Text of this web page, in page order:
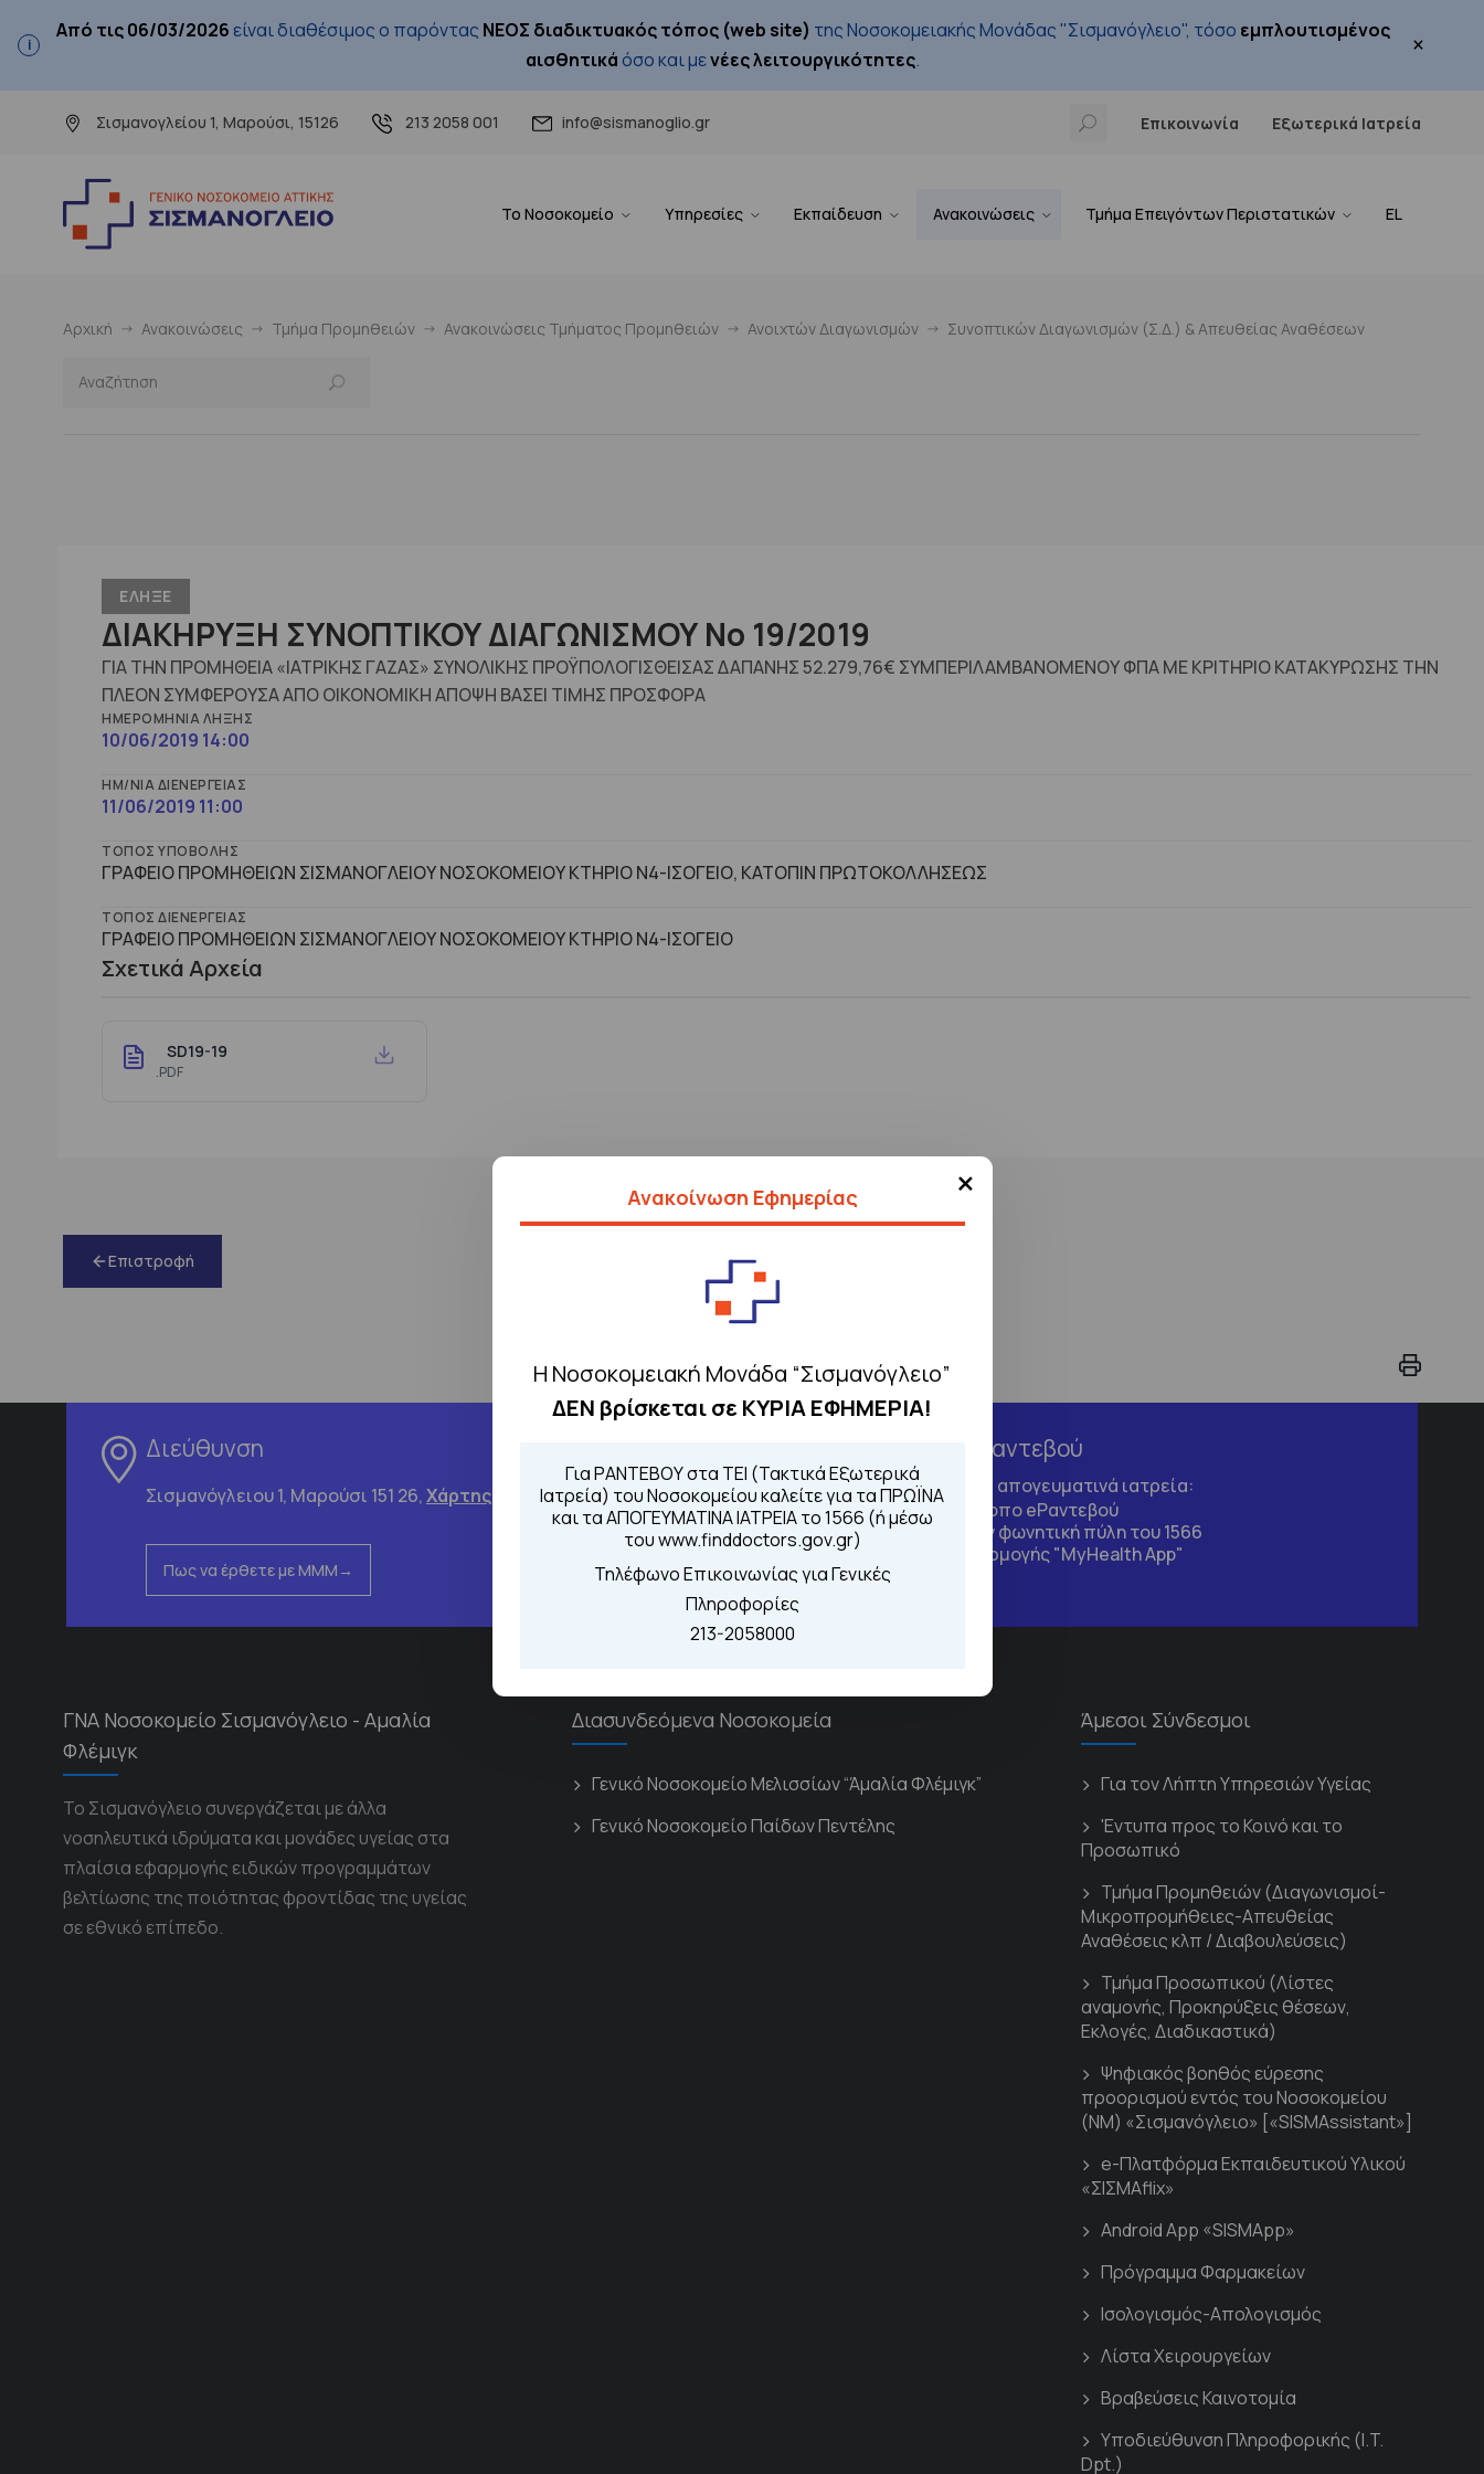
Από τις 06/03/2026 είναι διαθέσιμος ο παρόντας ΝΕΟΣ διαδικτυακός τόπος (web site) της Νοσοκομειακής Μονάδας "Σισμανόγλειο", τόσο εμπλουτισμένος
αισθητικάόσο και μενέες λειτουργικότητες. ×
Σισμανογλείου 1, Μαρούσι, 15126 213 2058 001 info@sismanoglio.gr Επικοινωνία Εξωτερικά Ιατρεία
Το Νοσοκομείο Υπηρεσίες Εκπαίδευση Ανακοινώσεις Τμήμα Επειγόντων Περιστατικών EL
×
Ανακοίνωση Εφημερίας
Η Νοσοκομειακή Μονάδα “Σισμανόγλειο”
ΔΕΝ βρίσκεται σε ΚΥΡΙΑ ΕΦΗΜΕΡΙΑ!
Για ΡΑΝΤΕΒΟΥ στα ΤΕΙ (Τακτικά Εξωτερικά
Ιατρεία) του Νοσοκομείου καλείτε για τα ΠΡΩΪΝΑ
και τα ΑΠΟΓΕΥΜΑΤΙΝΑ ΙΑΤΡΕΙΑ το 1566 (ή μέσω
του www.finddoctors.gov.gr)
Τηλέφωνο Επικοινωνίας για Γενικές
Πληροφορίες
213-2058000
Αρχική Ανακοινώσεις Τμήμα Προμηθειών Ανακοινώσεις Τμήματος Προμηθειών Ανοιχτών Διαγωνισμών Συνοπτικών Διαγωνισμών (Σ.Δ.) & Απευθείας Αναθέσεων
ΕΛΗΞΕ
ΔΙΑΚΗΡΥΞΗ ΣΥΝΟΠΤΙΚΟΥ ΔΙΑΓΩΝΙΣΜΟΥ No 19/2019
ΓΙΑ ΤΗΝ ΠΡΟΜΗΘΕΙΑ «ΙΑΤΡΙΚΗΣ ΓΑΖΑΣ» ΣΥΝΟΛΙΚΗΣ ΠΡΟΫΠΟΛΟΓΙΣΘΕΙΣΑΣ ΔΑΠΑΝΗΣ 52.279,76€ ΣΥΜΠΕΡΙΛΑΜΒΑΝΟΜΕΝΟΥ ΦΠΑ ΜΕ ΚΡΙΤΗΡΙΟ ΚΑΤΑΚΥΡΩΣΗΣ ΤΗΝ
ΠΛΕΟΝ ΣΥΜΦΕΡΟΥΣΑ ΑΠΟ ΟΙΚΟΝΟΜΙΚΗ ΑΠΟΨΗ ΒΑΣΕΙ ΤΙΜΗΣ ΠΡΟΣΦΟΡΑ
ΗΜΕΡΟΜΗΝΊΑ ΛΉΞΗΣ
10/06/2019 14:00
ΗΜ/ΝΊΑ ΔΙΕΝΈΡΓΕΙΑΣ
11/06/2019 11:00
ΤΌΠΟΣ ΥΠΟΒΟΛΉΣ
ΓΡΑΦΕΙΟ ΠΡΟΜΗΘΕΙΩΝ ΣΙΣΜΑΝΟΓΛΕΙΟΥ ΝΟΣΟΚΟΜΕΙΟΥ ΚΤΗΡΙΟ Ν4-ΙΣΟΓΕΙΟ, ΚΑΤΟΠΙΝ ΠΡΩΤΟΚΟΛΛΗΣΕΩΣ
ΤΌΠΟΣ ΔΙΕΝΈΡΓΕΙΑΣ
ΓΡΑΦΕΙΟ ΠΡΟΜΗΘΕΙΩΝ ΣΙΣΜΑΝΟΓΛΕΙΟΥ ΝΟΣΟΚΟΜΕΙΟΥ ΚΤHΡΙΟ Ν4-ΙΣΟΓΕΙΟ
Σχετικά Αρχεία
SD19-19
.PDF
Επιστροφή
Διεύθυνση
Σισμανόγλειου 1, Μαρούσι 151 26,Χάρτης Περιοχής
Πως να έρθετε με ΜΜΜ
Τηλέφωνα για Ραντεβού
Για τα πρωινά και τα απογευματινά ιατρεία:
Από τον ιστότοποeΡαντεβού
Καλώντας στην φωνητική πύλη του 1566
Μέσω της εφαρμογής "MyHealth App"
ΓΝΑ Νοσοκομείο Σισμανόγλειο - Αμαλία
Φλέμιγκ
Το Σισμανόγλειο συνεργάζεται με άλλα
νοσηλευτικά ιδρύματα και μονάδες υγείας στα
πλαίσια εφαρμογής ειδικών προγραμμάτων
βελτίωσης της ποιότητας φροντίδας της υγείας
σε εθνικό επίπεδο.
Διασυνδεόμενα Νοσοκομεία
Γενικό Νοσοκομείο Μελισσίων “Άμαλία Φλέμιγκ”
Γενικό Νοσοκομείο Παίδων Πεντέλης
Άμεσοι Σύνδεσμοι
Για τον Λήπτη Υπηρεσιών Υγείας
'Εντυπα προς το Κοινό και το
Προσωπικό
Τμήμα Προμηθειών (Διαγωνισμοί-
Μικροπρομήθειες-Απευθείας
Αναθέσεις κλπ / Διαβουλεύσεις)
Τμήμα Προσωπικού (Λίστες
αναμονής, Προκηρύξεις θέσεων,
Εκλογές, Διαδικαστικά)
Ψηφιακός βοηθός εύρεσης
προορισμού εντός του Νοσοκομείου
(ΝΜ) «Σισμανόγλειο» [«SISMAssistant»]
e-Πλατφόρμα Εκπαιδευτικού Υλικού
«ΣΙΣΜΑflix»
Android App «SISMApp»
Πρόγραμμα Φαρμακείων
Ισολογισμός-Απολογισμός
Λίστα Χειρουργείων
Βραβεύσεις Καινοτομία
Υποδιεύθυνση Πληροφορικής (I.T.
Dpt.)